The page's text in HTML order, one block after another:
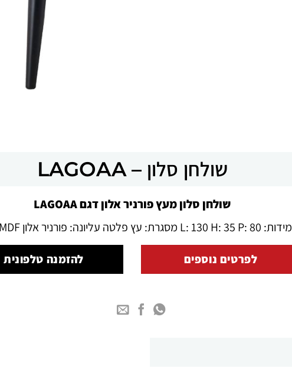
שולחן סלון – LAGOAA
שולחן סלון מעץ פורניר אלון דגם LAGOAA
מידות: L: 130 H: 35 P: 80 מסגרת: עץ פלטה עליונה: פורניר אלון CA14 MDF
לפרטים נוספים להזמנה טלפונית